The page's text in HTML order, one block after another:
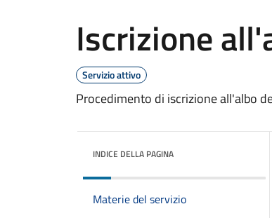
Iscrizione
Servizio attivo
Procedimento di iscrizione all'albo
INDICE DELLA PAGINA
Materie del servizio